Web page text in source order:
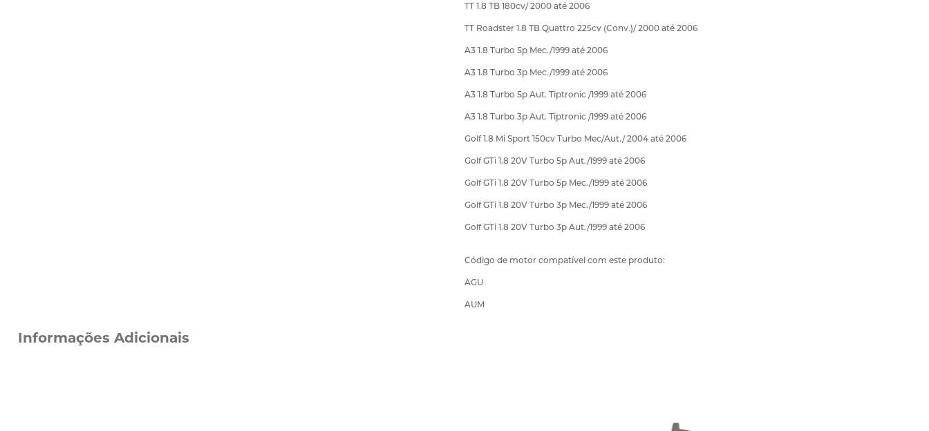
TT 1.8 TB 180cv/ 2000 até 2006
TT Roadster 1.8 TB Quattro 225cv (Conv.)/ 2000 até 2006
A3 1.8 Turbo 5p Mec./1999 até 2006
A3 1.8 Turbo 3p Mec./1999 até 2006
A3 1.8 Turbo 5p Aut. Tiptronic /1999 até 2006
A3 1.8 Turbo 3p Aut. Tiptronic /1999 até 2006
Golf 1.8 Mi Sport 150cv Turbo Mec/Aut./ 2004 até 2006
Golf GTi 1.8 20V Turbo 5p Aut./1999 até 2006
Golf GTi 1.8 20V Turbo 5p Mec./1999 até 2006
Golf GTi 1.8 20V Turbo 3p Mec./1999 até 2006
Golf GTi 1.8 20V Turbo 3p Aut./1999 até 2006
Código de motor compatível com este produto:
AGU
AUM
Informações Adicionais